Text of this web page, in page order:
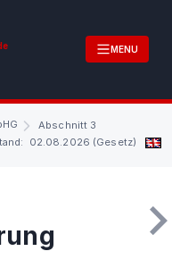
MENU
Abschnitt 3
02.08.2026 (Gesetz)